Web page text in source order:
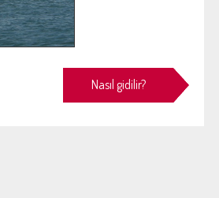
Nasıl gidilir?